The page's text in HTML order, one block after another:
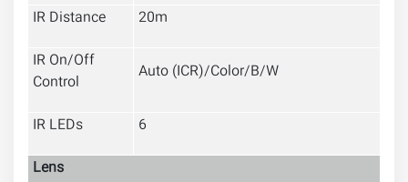
IR Distance
20m
IR On/Off
Control
Auto (ICR)/Color/B/W
IR LEDs
6
Lens